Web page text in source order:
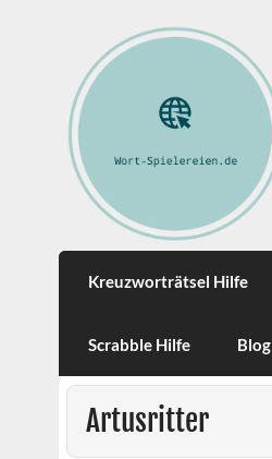
Kreuzworträtsel Hilfe
Scrabble Hilfe Blog
Artusritter